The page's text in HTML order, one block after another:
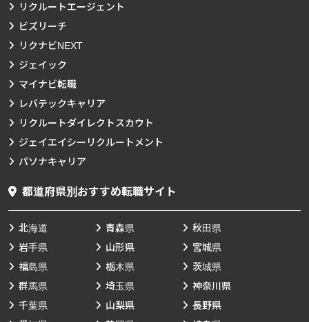
リクルートエージェント
ビズリーチ
リクナビNEXT
ジェイック
マイナビ転職
レバテックキャリア
リクルートダイレクトスカウト
ジェイエイシーリクルートメント
パソナキャリア
都道府県別おすすめ転職サイト
北海道 青森県
秋田県
岩手県
山形県
宮城県
福島県
栃木県
茨城県
群馬県
埼玉県
神奈川県
千葉県
山梨県
長野県